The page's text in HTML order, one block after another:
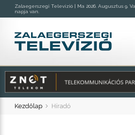
Zalaegerszegi Televízió | Ma 2026. Augusztus 9.
napja van.
Kezdőlap Híradó